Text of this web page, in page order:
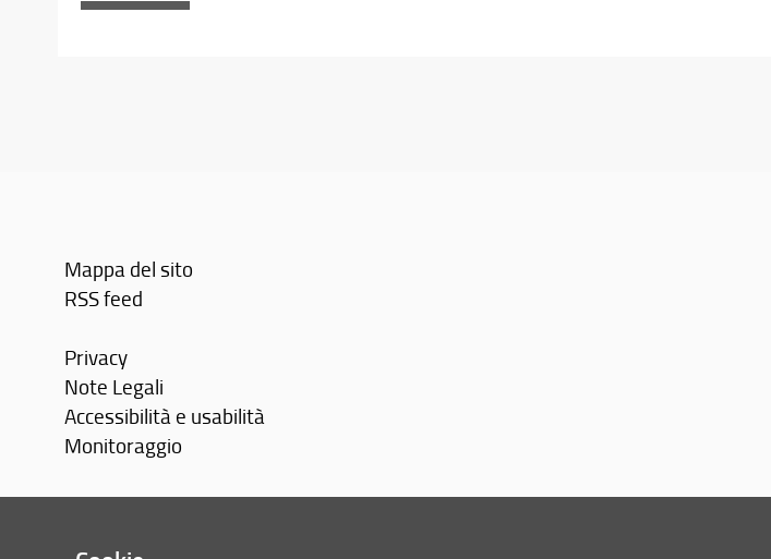
Mappa del sito
RSS feed
Privacy
Note Legali
Accessibilità e usabilità
Monitoraggio
Area personale